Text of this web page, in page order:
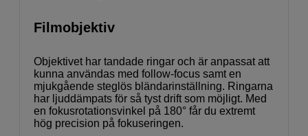
Filmobjektiv
Objektivet har tandade ringar och är anpassat att
kunna användas med follow-focus samt en
mjukgående steglös bländarinställning. Ringarna
har ljuddämpats för så tyst drift som möjligt. Med
en fokusrotationsvinkel på 180° får du extremt
hög precision på fokuseringen.